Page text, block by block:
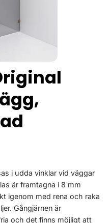
i udda vinklar vid väggar
är framtagna i 8 mm
igenom med rena och raka
Gångjärnen är
och det finns möjligt att